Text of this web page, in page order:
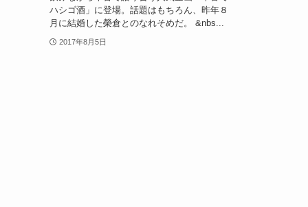
ハシゴ酒」に登場。話題はもちろん、昨年８
月に結婚した榮倉とのなれそめだ。 &nbs...
2017年8月5日